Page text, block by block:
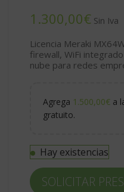
€
Licencia Meraki
firewall, WiFi
nube para redes
Agrega 1.500,00€ a
gratuito.
Hay existencias
SOLICITAR